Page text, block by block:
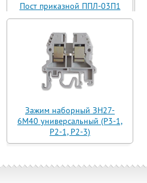
Пост приказной ППЛ-03П1
(ППЛ11-03)
Зажим наборный ЗН27-
6М40 универсальный (Р3-1,
Р2-1, Р2-3)